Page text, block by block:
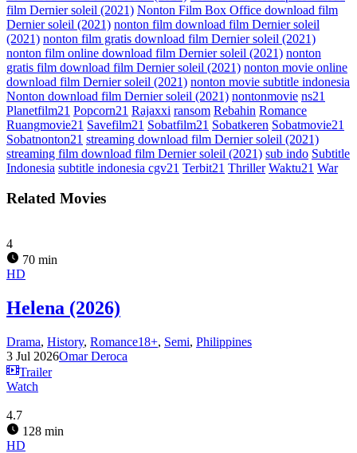
film Dernier soleil (2021) Nonton Film Box Office download film
Dernier soleil (2021) nonton film download film Dernier soleil
(2021) nonton film gratis download film Dernier soleil (2021)
nonton film online download film Dernier soleil (2021) nonton
gratis film download film Dernier soleil (2021) nonton movie online
download film Dernier soleil (2021) nonton movie subtitle indonesia
Nonton download film Dernier soleil (2021) nontonmovie ns21
Planetfilm21 Popcorn21 Rajaxxi ransom Rebahin Romance
Ruangmovie21 Savefilm21 Sobatfilm21 Sobatkeren Sobatmovie21
Sobatnonton21 streaming download film Dernier soleil (2021)
streaming film download film Dernier soleil (2021) sub indo Subtitle
Indonesia subtitle indonesia cgv21 Terbit21 Thriller Waktu21 War
Related Movies
4
70 min
HD
Helena (2026)
Drama, History, Romance18+, Semi, Philippines
3 Jul 2026Omar Deroca
Trailer
Watch
4.7
128 min
HD